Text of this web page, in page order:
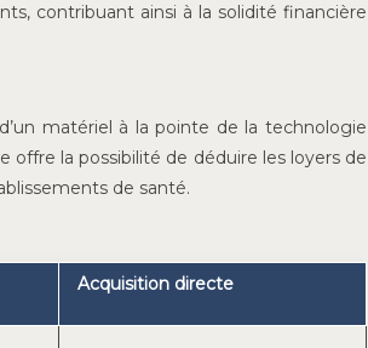
contribuant ainsi à la solidité financière
matériel à la pointe de la technologie
la possibilité de déduire les loyers de
de santé.
Acquisition directe